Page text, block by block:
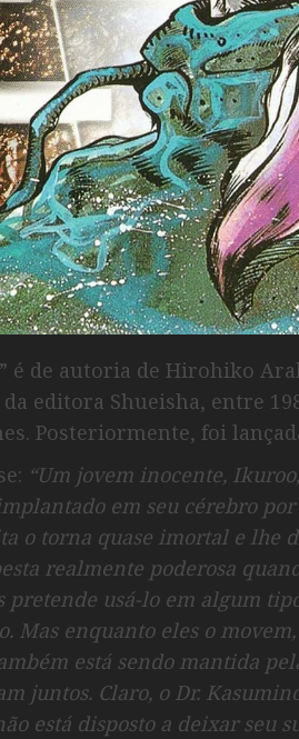
é de autoria de Hirohiko
editora Shueisha, entre
Posteriormente, foi
“Um jovem inocente,
em seu cérebro
o torna quase imortal e lhe
realmente poderosa
pretende usá-lo em algum
Mas enquanto eles o
está sendo mantida
juntos. Claro, o Dr.
está disposto a deixar seu